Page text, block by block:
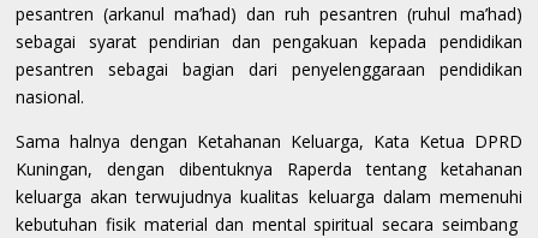
pesantren (arkanul ma’had) dan ruh pesantren (ruhul ma’had)
sebagai syarat pendirian dan pengakuan kepada pendidikan
pesantren sebagai bagian dari penyelenggaraan pendidikan
nasional.
Sama halnya dengan Ketahanan Keluarga, Kata Ketua DPRD
Kuningan, dengan dibentuknya Raperda tentang ketahanan
keluarga akan terwujudnya kualitas keluarga dalam memenuhi
kebutuhan fisik material dan mental spiritual secara seimbang